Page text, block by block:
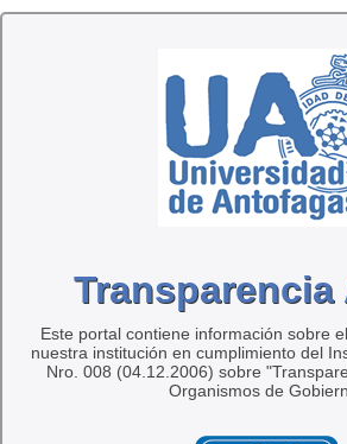
Transparencia
Este portal contiene información sobre
nuestra institución en cumplimiento del
Nro. 008 (04.12.2006) sobre
Organismos de